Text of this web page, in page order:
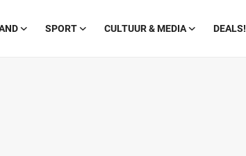
SPORT CULTUUR & MEDIA DEALS!